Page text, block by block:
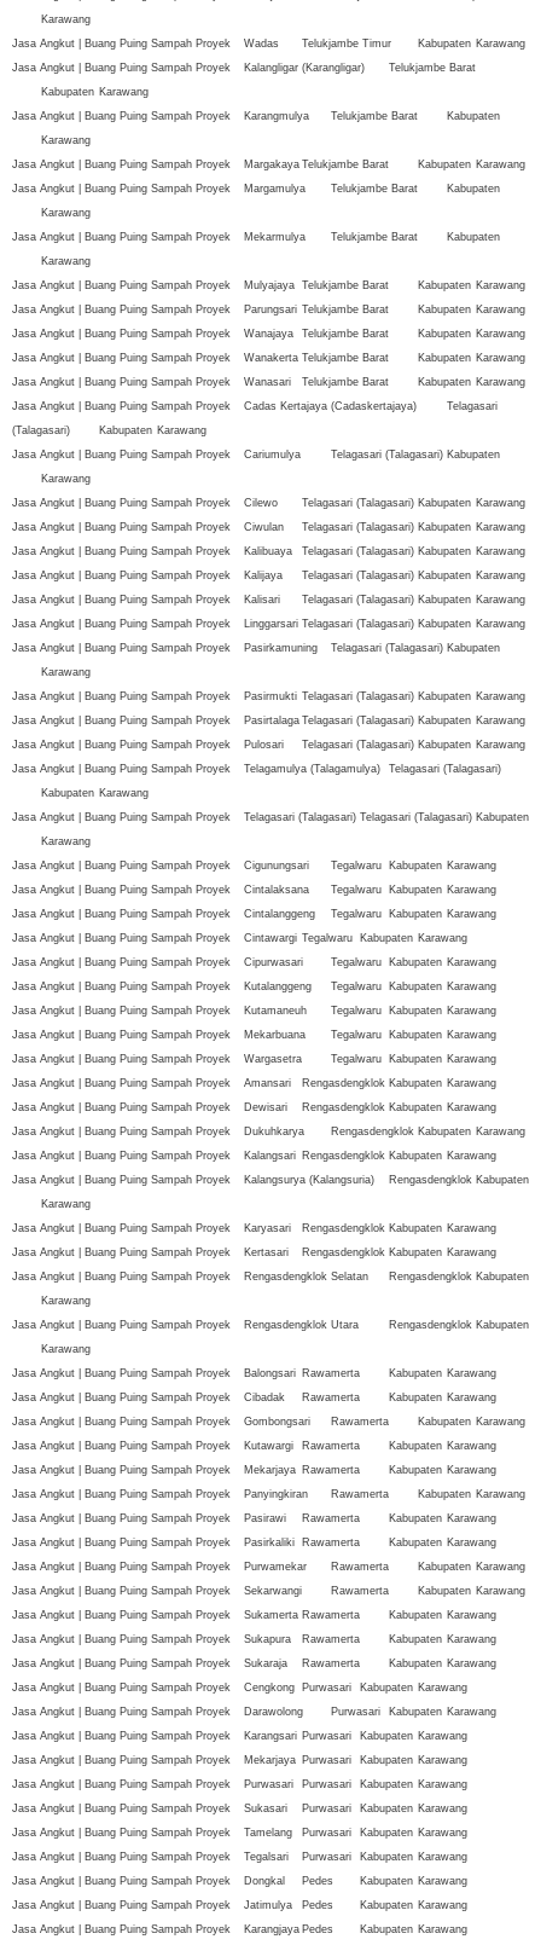
Karawang
Jasa Angkut | Buang Puing Sampah Proyek
Wadas Telukjambe Timur Kabupaten Karawang
Jasa Angkut | Buang Puing Sampah Proyek
Kalangligar (Karangligar)
Telukjambe Barat
Kabupaten Karawang
Jasa Angkut | Buang Puing Sampah Proyek
Karangmulya Telukjambe Barat
Kabupaten
Karawang
Jasa Angkut | Buang Puing Sampah Proyek
Margakaya Telukjambe Barat Kabupaten Karawang
Jasa Angkut | Buang Puing Sampah Proyek
Margamulya Telukjambe Barat
Kabupaten
Karawang
Jasa Angkut | Buang Puing Sampah Proyek
Mekarmulya Telukjambe Barat
Kabupaten
Karawang
Jasa Angkut | Buang Puing Sampah Proyek
Mulyajaya Telukjambe Barat Kabupaten Karawang
Jasa Angkut | Buang Puing Sampah Proyek
Parungsari Telukjambe Barat Kabupaten Karawang
Jasa Angkut | Buang Puing Sampah Proyek
Wanajaya Telukjambe Barat Kabupaten Karawang
Jasa Angkut | Buang Puing Sampah Proyek
Wanakerta Telukjambe Barat Kabupaten Karawang
Jasa Angkut | Buang Puing Sampah Proyek
Wanasari Telukjambe Barat Kabupaten Karawang
Jasa Angkut | Buang Puing Sampah Proyek
Cadas Kertajaya (Cadaskertajaya)
Telagasari
(Talagasari)
Kabupaten Karawang
Jasa Angkut | Buang Puing Sampah Proyek
Cariumulya Telagasari (Talagasari) Kabupaten
Karawang
Jasa Angkut | Buang Puing Sampah Proyek
Cilewo Telagasari (Talagasari) Kabupaten Karawang
Jasa Angkut | Buang Puing Sampah Proyek
Ciwulan Telagasari (Talagasari) Kabupaten Karawang
Jasa Angkut | Buang Puing Sampah Proyek
Kalibuaya Telagasari (Talagasari) Kabupaten Karawang
Jasa Angkut | Buang Puing Sampah Proyek
Kalijaya Telagasari (Talagasari) Kabupaten Karawang
Jasa Angkut | Buang Puing Sampah Proyek
Kalisari Telagasari (Talagasari) Kabupaten Karawang
Jasa Angkut | Buang Puing Sampah Proyek
Linggarsari Telagasari (Talagasari) Kabupaten Karawang
Jasa Angkut | Buang Puing Sampah Proyek
Pasirkamuning Telagasari (Talagasari) Kabupaten
Karawang
Jasa Angkut | Buang Puing Sampah Proyek
Pasirmukti Telagasari (Talagasari) Kabupaten Karawang
Jasa Angkut | Buang Puing Sampah Proyek
Pasirtalaga Telagasari (Talagasari) Kabupaten Karawang
Jasa Angkut | Buang Puing Sampah Proyek
Pulosari Telagasari (Talagasari) Kabupaten Karawang
Jasa Angkut | Buang Puing Sampah Proyek
Telagamulya (Talagamulya)
Telagasari (Talagasari)
Kabupaten Karawang
Jasa Angkut | Buang Puing Sampah Proyek
Telagasari (Talagasari) Telagasari (Talagasari) Kabupaten
Karawang
Jasa Angkut | Buang Puing Sampah Proyek
Cigunungsari Tegalwaru Kabupaten Karawang
Jasa Angkut | Buang Puing Sampah Proyek
Cintalaksana Tegalwaru Kabupaten Karawang
Jasa Angkut | Buang Puing Sampah Proyek
Cintalanggeng Tegalwaru Kabupaten Karawang
Jasa Angkut | Buang Puing Sampah Proyek
Cintawargi Tegalwaru Kabupaten Karawang
Jasa Angkut | Buang Puing Sampah Proyek
Cipurwasari Tegalwaru Kabupaten Karawang
Jasa Angkut | Buang Puing Sampah Proyek
Kutalanggeng Tegalwaru Kabupaten Karawang
Jasa Angkut | Buang Puing Sampah Proyek
Kutamaneuh Tegalwaru Kabupaten Karawang
Jasa Angkut | Buang Puing Sampah Proyek
Mekarbuana Tegalwaru Kabupaten Karawang
Jasa Angkut | Buang Puing Sampah Proyek
Wargasetra Tegalwaru Kabupaten Karawang
Jasa Angkut | Buang Puing Sampah Proyek
Amansari Rengasdengklok Kabupaten Karawang
Jasa Angkut | Buang Puing Sampah Proyek
Dewisari Rengasdengklok Kabupaten Karawang
Jasa Angkut | Buang Puing Sampah Proyek
Dukuhkarya Rengasdengklok Kabupaten Karawang
Jasa Angkut | Buang Puing Sampah Proyek
Kalangsari Rengasdengklok Kabupaten Karawang
Jasa Angkut | Buang Puing Sampah Proyek
Kalangsurya (Kalangsuria) Rengasdengklok Kabupaten
Karawang
Jasa Angkut | Buang Puing Sampah Proyek
Karyasari Rengasdengklok Kabupaten Karawang
Jasa Angkut | Buang Puing Sampah Proyek
Kertasari Rengasdengklok Kabupaten Karawang
Jasa Angkut | Buang Puing Sampah Proyek
Rengasdengklok Selatan Rengasdengklok Kabupaten
Karawang
Jasa Angkut | Buang Puing Sampah Proyek
Rengasdengklok Utara Rengasdengklok Kabupaten
Karawang
Jasa Angkut | Buang Puing Sampah Proyek
Balongsari Rawamerta Kabupaten Karawang
Jasa Angkut | Buang Puing Sampah Proyek
Cibadak Rawamerta Kabupaten Karawang
Jasa Angkut | Buang Puing Sampah Proyek
Gombongsari Rawamerta Kabupaten Karawang
Jasa Angkut | Buang Puing Sampah Proyek
Kutawargi Rawamerta Kabupaten Karawang
Jasa Angkut | Buang Puing Sampah Proyek
Mekarjaya Rawamerta Kabupaten Karawang
Jasa Angkut | Buang Puing Sampah Proyek
Panyingkiran Rawamerta Kabupaten Karawang
Jasa Angkut | Buang Puing Sampah Proyek
Pasirawi Rawamerta Kabupaten Karawang
Jasa Angkut | Buang Puing Sampah Proyek
Pasirkaliki Rawamerta Kabupaten Karawang
Jasa Angkut | Buang Puing Sampah Proyek
Purwamekar Rawamerta Kabupaten Karawang
Jasa Angkut | Buang Puing Sampah Proyek
Sekarwangi Rawamerta Kabupaten Karawang
Jasa Angkut | Buang Puing Sampah Proyek
Sukamerta Rawamerta Kabupaten Karawang
Jasa Angkut | Buang Puing Sampah Proyek
Sukapura Rawamerta Kabupaten Karawang
Jasa Angkut | Buang Puing Sampah Proyek
Sukaraja Rawamerta Kabupaten Karawang
Jasa Angkut | Buang Puing Sampah Proyek
Cengkong Purwasari Kabupaten Karawang
Jasa Angkut | Buang Puing Sampah Proyek
Darawolong Purwasari Kabupaten Karawang
Jasa Angkut | Buang Puing Sampah Proyek
Karangsari Purwasari Kabupaten Karawang
Jasa Angkut | Buang Puing Sampah Proyek
Mekarjaya Purwasari Kabupaten Karawang
Jasa Angkut | Buang Puing Sampah Proyek
Purwasari Purwasari Kabupaten Karawang
Jasa Angkut | Buang Puing Sampah Proyek
Sukasari Purwasari Kabupaten Karawang
Jasa Angkut | Buang Puing Sampah Proyek
Tamelang Purwasari Kabupaten Karawang
Jasa Angkut | Buang Puing Sampah Proyek
Tegalsari Purwasari Kabupaten Karawang
Jasa Angkut | Buang Puing Sampah Proyek
Dongkal Pedes Kabupaten Karawang
Jasa Angkut | Buang Puing Sampah Proyek
Jatimulya Pedes Kabupaten Karawang
Jasa Angkut | Buang Puing Sampah Proyek
Karangjaya Pedes Kabupaten Karawang